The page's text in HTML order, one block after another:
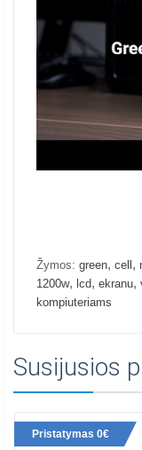
Žymos: green, cell ,
1200w, lcd, ekranu,
kompiuteriams
Susijusios
Pristatymas 0€